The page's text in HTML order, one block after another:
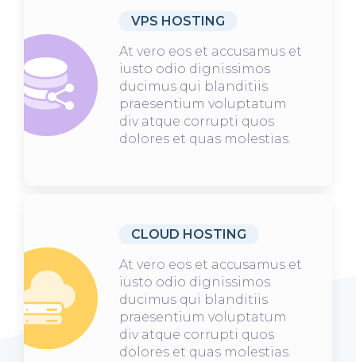
VPS HOSTING
At vero eos et accusamus et
iusto odio dignissimos
ducimus qui blanditiis
praesentium voluptatum
div atque corrupti quos
dolores et quas molestias.
CLOUD HOSTING
At vero eos et accusamus et
iusto odio dignissimos
ducimus qui blanditiis
praesentium voluptatum
div atque corrupti quos
dolores et quas molestias.